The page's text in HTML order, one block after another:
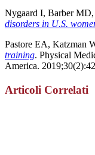
Nygaard I, Barber MD,
disorders in U.S.
Pastore EA, Katzman
training. Physical
America.
Articoli Correlati